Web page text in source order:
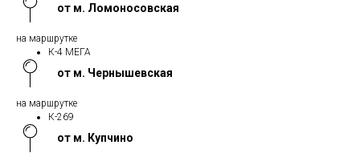
от м. Ломоносовская
на маршрутке
К-4 МЕГА
от м. Чернышевская
на маршрутке
К-269
от м. Купчино